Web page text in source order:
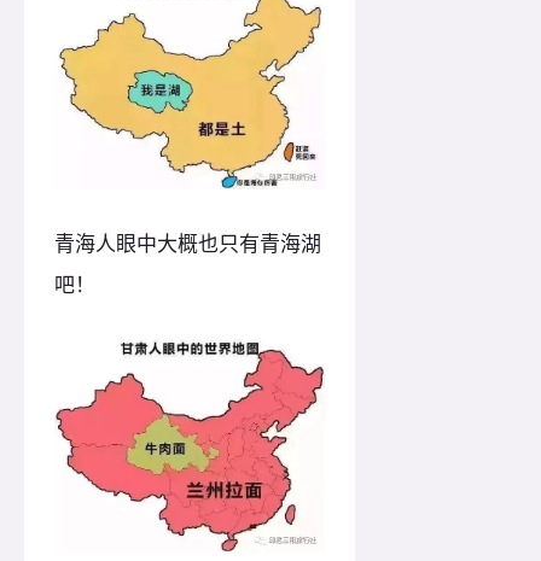
青海人眼中大概也只有青海湖
吧！